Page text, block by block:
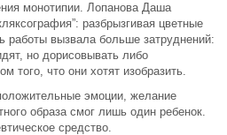
монотипии. Лопанова Даша
разбрызгивая цветные
работы вызвала больше затруднений:
но дорисовывать либо
того, что они хотят изобразить.
эмоции, желание
образа смог лишь один ребенок.
средство.